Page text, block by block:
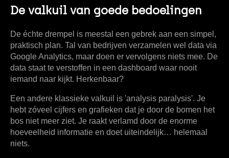
De valkuil van goede bedoelingen
De échte drempel is meestal een gebrek aan een simpel,
praktisch plan. Tal van bedrijven verzamelen wel data via
Google Analytics, maar doen er vervolgens niets mee. De
data staat te verstoffen in een dashboard waar nooit
iemand naar kijkt. Herkenbaar?
Een andere klassieke valkuil is 'analysis paralysis'. Je
hebt zóveel cijfers en grafieken dat je door de bomen het
bos niet meer ziet. Je raakt verlamd door de enorme
hoeveelheid informatie en doet uiteindelijk… helemaal
niets.